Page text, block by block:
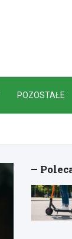
POZOSTAŁE